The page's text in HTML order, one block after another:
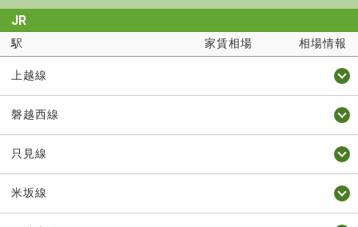
JR
駅 家賃相場 相場情報
上越線
磐越西線
只見線
米坂線